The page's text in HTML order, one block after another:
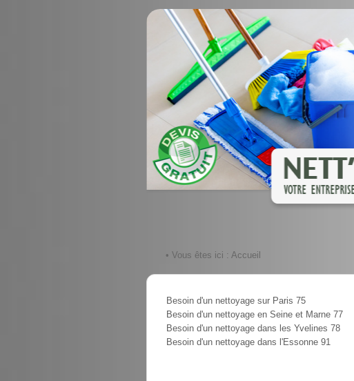
• Vous êtes ici : Accueil
Besoin d'un nettoyage sur Paris 75
Besoin d'un nettoyage en Seine et Marne 77
Besoin d'un nettoyage dans les Yvelines 78
Besoin d'un nettoyage dans l'Essonne 91